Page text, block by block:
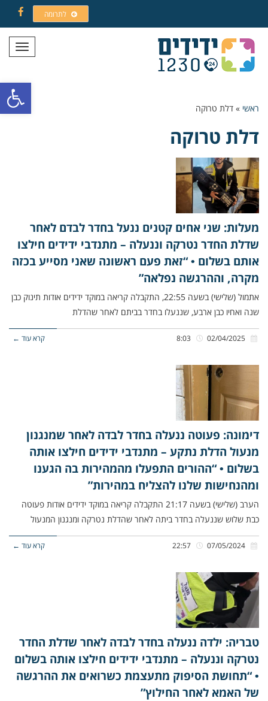
פתח
לתרומה
תפריט
ראשי » דלת טרוקה
דלת טרוקה
מעלות: שני אחים קטנים ננעל בחדר לבדם לאחר
שדלת החדר נטרקה וננעלה – מתנדבי ידידים חילצו
אותם בשלום • “זאת פעם ראשונה שאני מסייע בכזה
מקרה, וההרגשה נפלאה”
אתמול (שלישי) בשעה 22:55, התקבלה קריאה במוקד ידידים אודות תינוק כבן
שנה ואחיו כבן ארבע, שננעלו בחדר בביתם לאחר שהדלת
קרא עוד ←
דימונה: פעוטה ננעלה בחדר לבדה לאחר שמנגנון
מנעול הדלת נתקע – מתנדבי ידידים חילצו אותה
בשלום • “ההורים התפעלו מהמהירות בה הגענו
ומהנחישות שלנו להצליח במהירות”
הערב (שלישי) בשעה 21:17 התקבלה קריאה במוקד ידידים אודות פעוטה
כבת שלוש שננעלה בחדר ביתה לאחר שהדלת נטרקה ומנגנון המנעול
קרא עוד ←
טבריה: ילדה ננעלה בחדר לבדה לאחר שדלת החדר
נטרקה וננעלה – מתנדבי ידידים חילצו אותה בשלום
• “תחושת הסיפוק מתעצמת כשרואים את ההרגשה
של האמא לאחר החילוץ”